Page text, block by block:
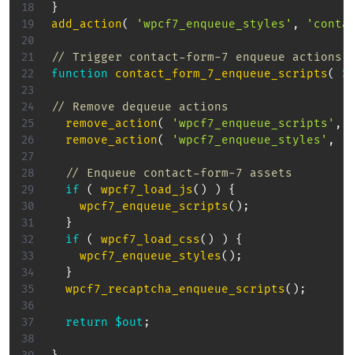
}
add_action( 'wpcf7_enqueue_styles' ,
// Trigger contact-form-7 enqueue actions
function
contact_form_7_enqueue_scripts(
// Remove dequeue actions
remove_action( 'wpcf7_enqueue_scripts' ,
remove_action( 'wpcf7_enqueue_styles' ,
// Enqueue contact-form-7 assets
if
( wpcf7_load_js( ) )
{
wpcf7_enqueue_scripts( ) ;
}
if
( wpcf7_load_css( ) )
{
wpcf7_enqueue_styles( ) ;
}
wpcf7_recaptcha_enqueue_scripts( ) ;
return $out ;